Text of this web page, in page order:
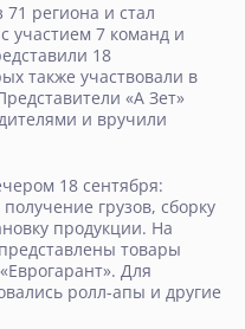
региона и стал
участием 7 команд и
18
также участвовали в
«А Зет»
и вручили
18 сентября:
грузов, сборку
продукции. На
товары
Для
ролл-апы и другие